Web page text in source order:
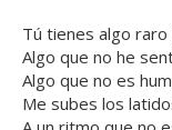
Tú tienes algo raro
Algo que no he
Algo que no es
Me subes los